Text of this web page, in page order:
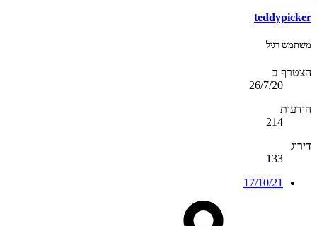
teddypicker
משתמש רגיל
הצטרף ב
26/7/20
הודעות
214
דירוג
133
17/10/21